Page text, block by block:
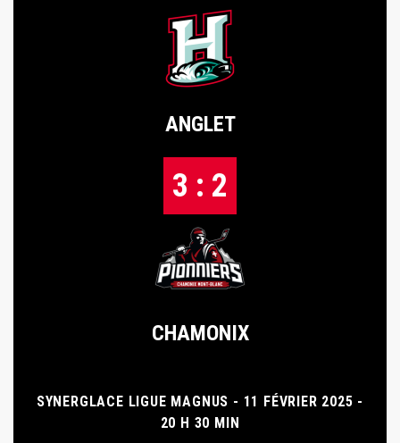
ANGLET
3 : 2
CHAMONIX
SYNERGLACE LIGUE MAGNUS - 11 FÉVRIER 2025 -
20 H 30 MIN